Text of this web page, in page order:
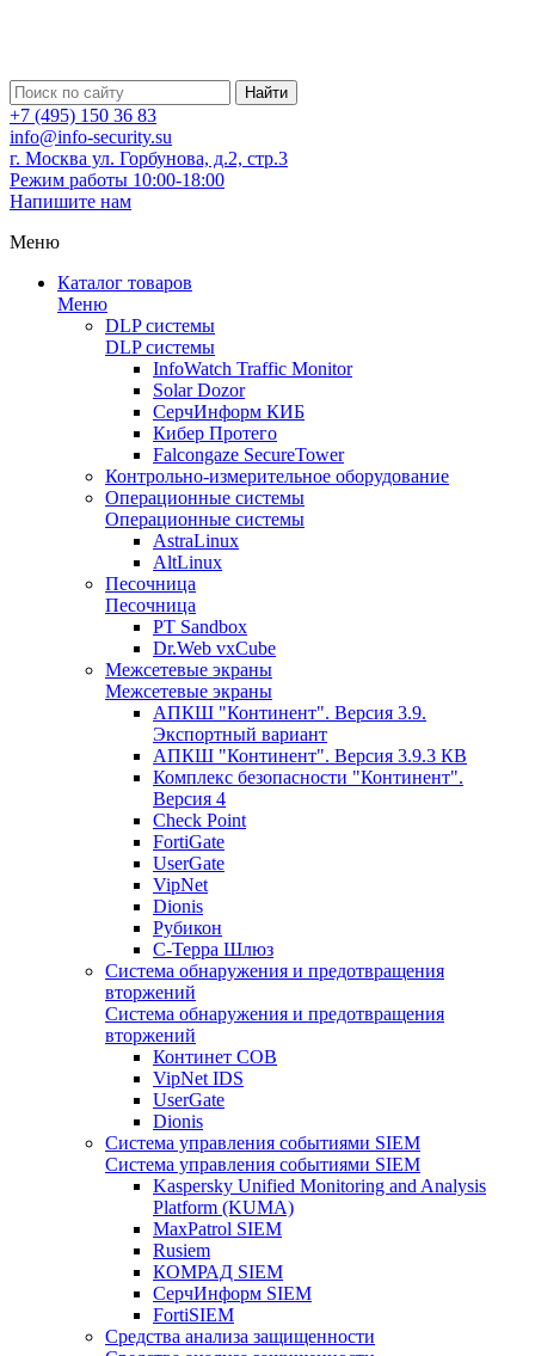
Найти
+7 (495) 150 36 83
info@info-security.su
г. Москва ул. Горбунова, д.2, стр.3
Режим работы 10:00-18:00
Напишите нам
Меню
Каталог товаров
Меню
DLP системы
DLP системы
InfoWatch Traffic Monitor
Solar Dozor
СерчИнформ КИБ
Кибер Протего
Falcongaze SecureTower
Контрольно-измерительное оборудование
Операционные системы
Операционные системы
AstraLinux
AltLinux
Песочница
Песочница
PT Sandbox
Dr.Web vxCube
Межсетевые экраны
Межсетевые экраны
АПКШ "Континент". Версия 3.9.
Экспортный вариант
АПКШ "Континент". Версия 3.9.3 КВ
Комплекс безопасности "Континент".
Версия 4
Check Point
FortiGate
UserGate
VipNet
Dionis
Рубикон
С-Терра Шлюз
Система обнаружения и предотвращения
вторжений
Система обнаружения и предотвращения
вторжений
Континет СОВ
VipNet IDS
UserGate
Dionis
Система управления событиями SIEM
Система управления событиями SIEM
Kaspersky Unified Monitoring and Analysis
Platform (KUMA)
MaxPatrol SIEM
Rusiem
КОМРАД SIEM
СерчИнформ SIEM
FortiSIEM
Средства анализа защищенности